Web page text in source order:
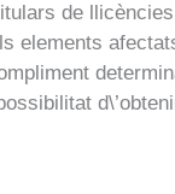
de llicències
elements